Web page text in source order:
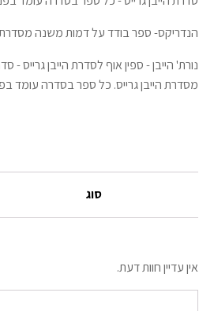
הנדריקס- ספר בודד על דמות משנה מסדרת
נורת' הייבן - ספין אוף לסדרת הייבן גרייס -
מסדרת הייבן גרייס. כל ספר בסדרה עומד
סוג
אין עדיין חוות דעת.